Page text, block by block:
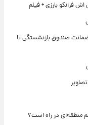
فرانکو بارزی + فیلم
صندوق بازنشستگی تا
منطقه‌ای در راه است؟